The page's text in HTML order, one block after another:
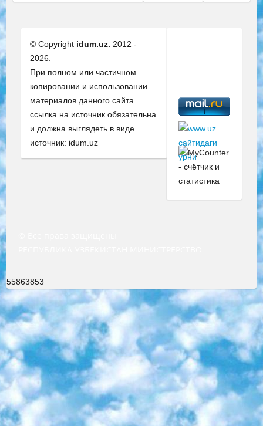
© Copyright idum.uz. 2012 -
2026.
При полном или частичном
копировании и использовании
материалов данного сайта
ссылка на источник обязательна
и должна выглядеть в виде
источник: idum.uz
55863853